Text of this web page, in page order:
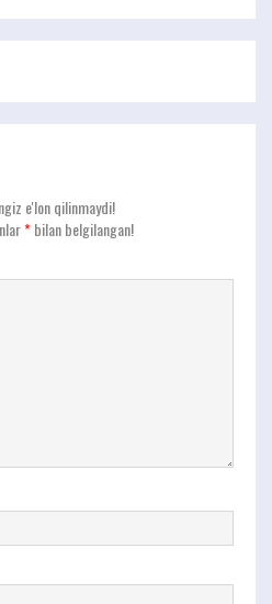
e'lon qilinmaydi!
*bilan belgilangan!